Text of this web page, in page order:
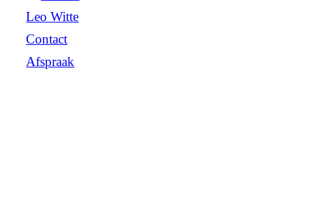
Leo Witte
Contact
Afspraak